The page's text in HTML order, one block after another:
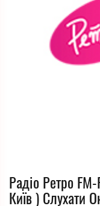
Радіо Ретро
Київ ) Слухати